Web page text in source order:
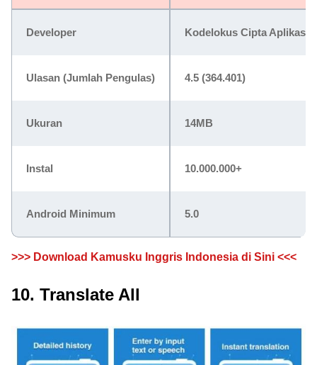
Developer Kodelokus Cipta Aplikasi
Ulasan (Jumlah Pengulas) 4.5 (364.401)
Ukuran 14MB
Instal 10.000.000+
Android Minimum 5.0
>>> Download Kamusku Inggris Indonesia di Sini <<<
10. Translate All